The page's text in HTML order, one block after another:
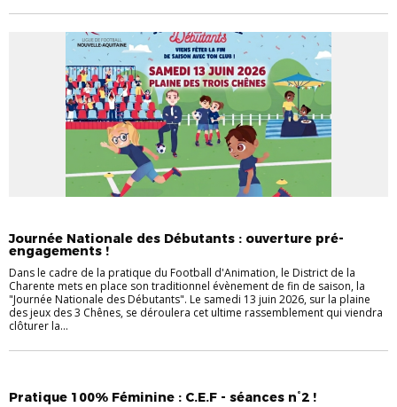
Journée Nationale des Débutants : ouverture pré-
engagements !
Dans le cadre de la pratique du Football d'Animation, le District de la
Charente mets en place son traditionnel évènement de fin de saison, la
"Journée Nationale des Débutants". Le samedi 13 juin 2026, sur la plaine
des jeux des 3 Chênes, se déroulera cet ultime rassemblement qui viendra
clôturer la...
Pratique 100% Féminine : C.E.F - séances n°2 !